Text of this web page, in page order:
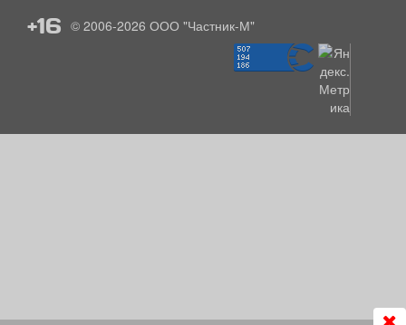
+16 © 2006-2026 ООО "Частник-М"